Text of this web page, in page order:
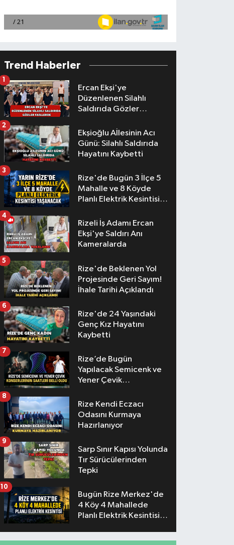
Trend Haberler
Ercan Ekşi'ye
Düzenlenen Silahlı
Saldırıda Gözler
1
Ekşioğlu Aİlesinin Acı
Günü: Silahlı Saldırıda
Hayatını Kaybetti
2
Rize'de Bugün 3 İlçe 5
Mahalle ve 8 Köyde
Planlı Elektrik Kesintisi
3
Rizeli İş Adamı Ercan
Ekşi'ye Saldırı Anı
Kameralarda
4
Rize'de Beklenen Yol
Projesinde Geri Sayım!
İhale Tarihi Açıklandı
5
Rize'de 24 Yaşındaki
Genç Kız Hayatını
Kaybetti
6
Rize’de Bugün
Yapılacak Semicenk ve
Yener Çevik
Belli Oldu
7
Rize Kendi Eczacı
Odasını Kurmaya
Hazırlanıyor
8
Sarp Sınır Kapısı Yolunda
Tır Sürücülerinden
Tepki
9
Bugün Rize Merkez'de
4 Köy 4 Mahallede
Planlı Elektrik Kesintisi
10